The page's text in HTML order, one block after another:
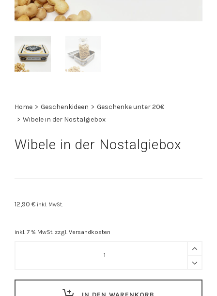
Home > Geschenkideen > Geschenke unter 20€
> Wibele in der Nostalgiebox
Wibele in der Nostalgiebox
12,90 € inkl. MwSt.
inkl. 7 % MwSt. zzgl. Versandkosten